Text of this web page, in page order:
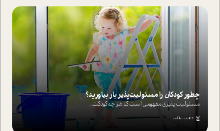
چطور کودکان را مسئولیت‌پذیر بار بیاورید؟
مسئولیت پذیری مفهومی ا ست که هر چه کودکت...
4 دقیقه مطالعه